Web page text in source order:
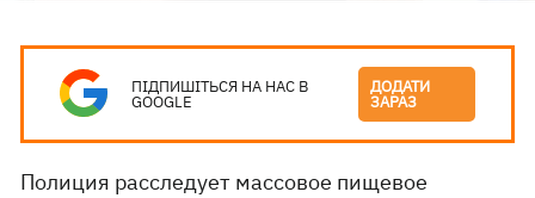
ПІДПИШІТЬСЯ НА НАС В
GOOGLE
ДОДАТИ
ЗАРАЗ
Полиция расследует массовое пищевое